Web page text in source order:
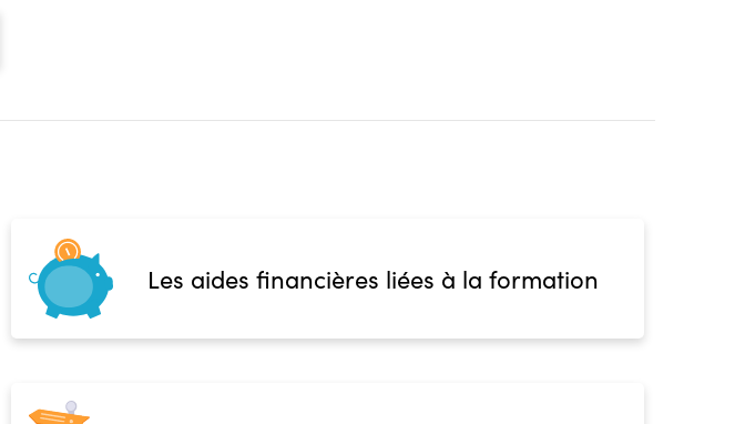
Les aides financières liées à la formation